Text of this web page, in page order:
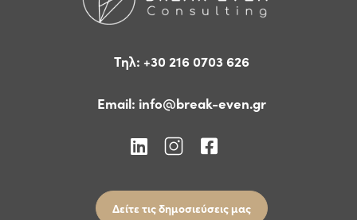
Τηλ: +30 216 0703 626
Email: info@break-even.gr
Δείτε τις δημοσιεύσεις μας